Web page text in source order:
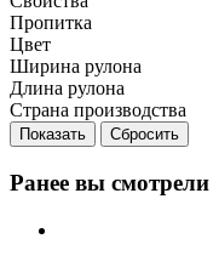
Пропитка
Цвет
Ширина рулона
Длина рулона
Страна производства
Сбросить
Ранее вы смотрели